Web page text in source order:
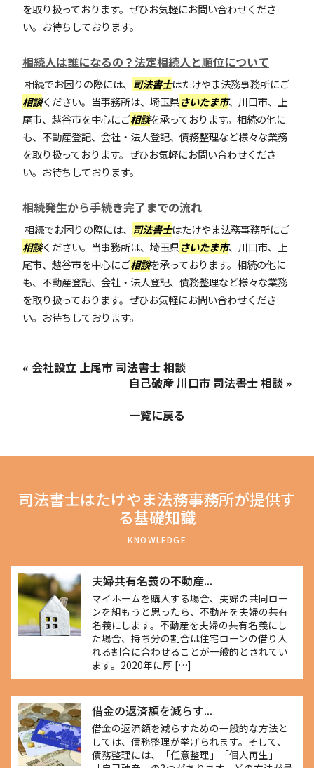
を取り扱っております。ぜひお気軽にお問い合わせくださ
い。お待ちしております。
相続人は誰になるの？法定相続人と順位について
相続でお困りの際には、 司法書士はたけやま法務事務所にご
相談ください。当事務所は、埼玉県さいたま市、川口市、上
尾市、越谷市を中心にご相談を承っております。相続の他に
も、不動産登記、会社・法人登記、債務整理など様々な業務
を取り扱っております。ぜひお気軽にお問い合わせくださ
い。お待ちしております。
相続発生から手続き完了までの流れ
相続でお困りの際には、 司法書士はたけやま法務事務所にご
相談ください。当事務所は、埼玉県さいたま市、川口市、上
尾市、越谷市を中心にご相談を承っております。相続の他に
も、不動産登記、会社・法人登記、債務整理など様々な業務
を取り扱っております。ぜひお気軽にお問い合わせくださ
い。お待ちしております。
« 会社設立 上尾市 司法書士 相談
自己破産 川口市 司法書士 相談 »
一覧に戻る
司法書士はたけやま法務事務所が提供す
る基礎知識
KNOWLEDGE
夫婦共有名義の不動産...
マイホームを購入する場合、夫婦の共同ロー
ンを組もうと思ったら、不動産を夫婦の共有
名義にします。不動産を夫婦の共有名義にし
た場合、持ち分の割合は住宅ローンの借り入
れる割合に合わせることが一般的とされてい
ます。2020年に厚 […]
借金の返済額を減らす...
借金の返済額を減らすための一般的な方法と
しては、債務整理が挙げられます。そして、
債務整理には、「任意整理」「個人再生」